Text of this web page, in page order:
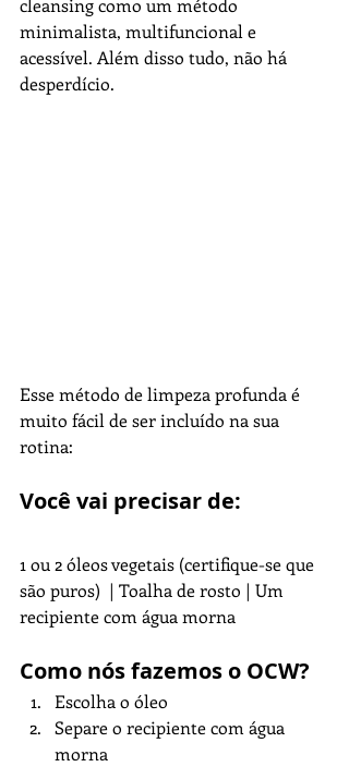
cleansing como um método
minimalista, multifuncional e
acessível. Além disso tudo, não há
desperdício.
Esse método de limpeza profunda é
muito fácil de ser incluído na sua
rotina:
Você vai precisar de:
1 ou 2 óleos vegetais (certifique-se que
são puros)  | Toalha de rosto | Um
recipiente com água morna
Como nós fazemos o OCW?
Escolha o óleo
Separe o recipiente com água
morna